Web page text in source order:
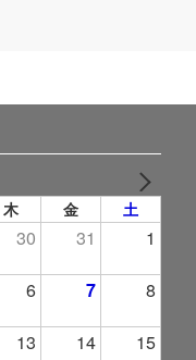
木 金 土
30 31 1
6 7 8
13 14 15